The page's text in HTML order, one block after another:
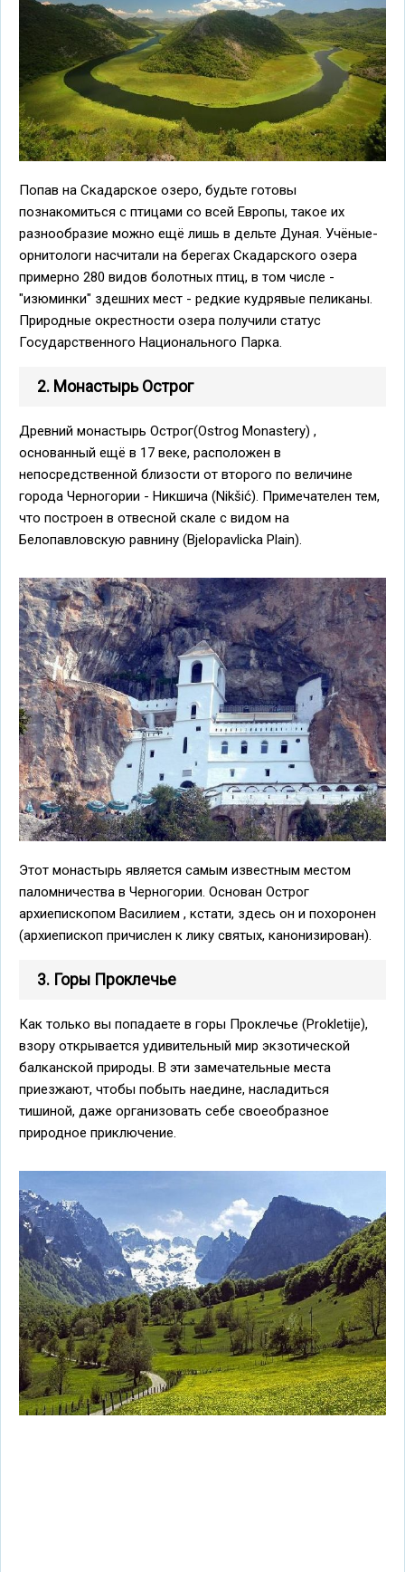
Попав на Скадарское озеро, будьте готовы
познакомиться с птицами со всей Европы, такое их
разнообразие можно ещё лишь в дельте Дуная. Учёные-
орнитологи насчитали на берегах Скадарского озера
примерно 280 видов болотных птиц, в том числе -
"изюминки" здешних мест - редкие кудрявые пеликаны.
Природные окрестности озера получили статус
Государственного Национального Парка.
2. Монастырь Острог
Древний монастырь Острог(Ostrog Monastery) ,
основанный ещё в 17 веке, расположен в
непосредственной близости от второго по величине
города Черногории - Никшича (Nikšić). Примечателен тем,
что построен в отвесной скале с видом на
Белопавловскую равнину (Bjelopavlicka Plain).
Этот монастырь является самым известным местом
паломничества в Черногории. Основан Острог
архиепископом Василием , кстати, здесь он и похоронен
(архиепископ причислен к лику святых, канонизирован).
3. Горы Проклечье
Как только вы попадаете в горы Проклечье (Prokletije),
взору открывается удивительный мир экзотической
балканской природы. В эти замечательные места
приезжают, чтобы побыть наедине, насладиться
тишиной, даже организовать себе своеобразное
природное приключение.